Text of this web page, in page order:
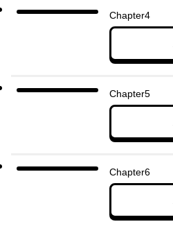
Chapter4
Chapter5
Chapter6